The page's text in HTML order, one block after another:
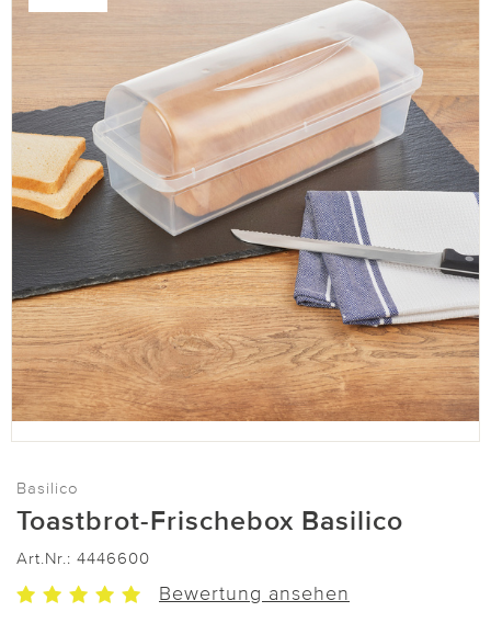
Basilico
Toastbrot-Frischebox Basilico
Art.Nr.: 4446600
Bewertung ansehen